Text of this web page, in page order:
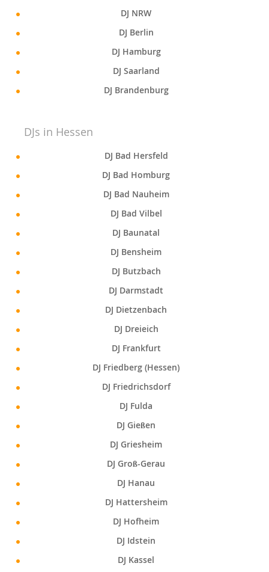
DJ NRW
DJ Berlin
DJ Hamburg
DJ Saarland
DJ Brandenburg
DJs in Hessen
DJ Bad Hersfeld
DJ Bad Homburg
DJ Bad Nauheim
DJ Bad Vilbel
DJ Baunatal
DJ Bensheim
DJ Butzbach
DJ Darmstadt
DJ Dietzenbach
DJ Dreieich
DJ Frankfurt
DJ Friedberg (Hessen)
DJ Friedrichsdorf
DJ Fulda
DJ Gießen
DJ Griesheim
DJ Groß-Gerau
DJ Hanau
DJ Hattersheim
DJ Hofheim
DJ Idstein
DJ Kassel